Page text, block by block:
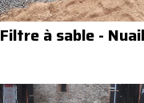
Filtre à sable -